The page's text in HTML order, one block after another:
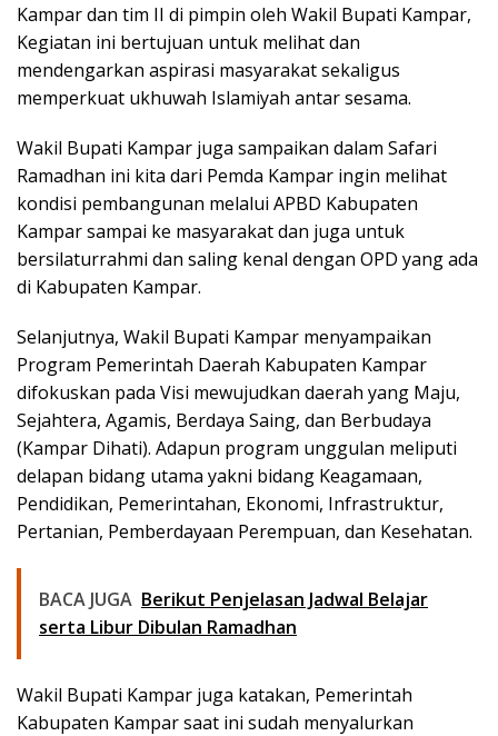
Kampar dan tim II di pimpin oleh Wakil Bupati Kampar,
Kegiatan ini bertujuan untuk melihat dan
mendengarkan aspirasi masyarakat sekaligus
memperkuat ukhuwah Islamiyah antar sesama.
Wakil Bupati Kampar juga sampaikan dalam Safari
Ramadhan ini kita dari Pemda Kampar ingin melihat
kondisi pembangunan melalui APBD Kabupaten
Kampar sampai ke masyarakat dan juga untuk
bersilaturrahmi dan saling kenal dengan OPD yang ada
di Kabupaten Kampar.
Selanjutnya, Wakil Bupati Kampar menyampaikan
Program Pemerintah Daerah Kabupaten Kampar
difokuskan pada Visi mewujudkan daerah yang Maju,
Sejahtera, Agamis, Berdaya Saing, dan Berbudaya
(Kampar Dihati). Adapun program unggulan meliputi
delapan bidang utama yakni bidang Keagamaan,
Pendidikan, Pemerintahan, Ekonomi, Infrastruktur,
Pertanian, Pemberdayaan Perempuan, dan Kesehatan.
BACA JUGA Berikut Penjelasan Jadwal Belajar
serta Libur Dibulan Ramadhan
Wakil Bupati Kampar juga katakan, Pemerintah
Kabupaten Kampar saat ini sudah menyalurkan